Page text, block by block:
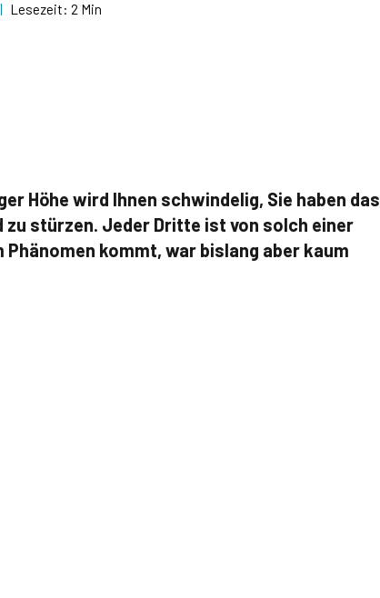
| Lesezeit: 2 Min
Höhe wird Ihnen schwindelig, Sie haben das
zu stürzen. Jeder Dritte ist von solch einer
kommt, war bislang aber kaum